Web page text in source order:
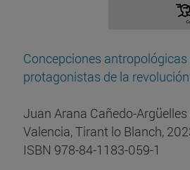
Concepciones antropológicas
protagonistas de la
Juan Arana Cañedo-Argüelles
Valencia, Tirant lo Blanch,
ISBN 978-84-1183-059-1